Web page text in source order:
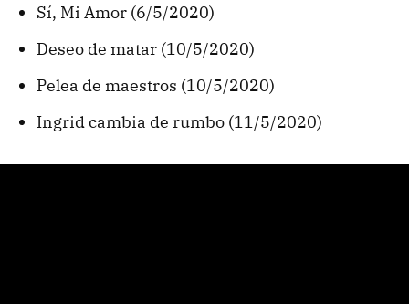
Sí, Mi Amor (6/5/2020)
Deseo de matar (10/5/2020)
Pelea de maestros (10/5/2020)
Ingrid cambia de rumbo (11/5/2020)